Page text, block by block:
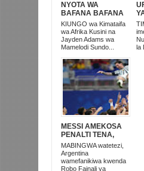
NYOTA WA
BAFANA BAFANA
NA MAMELODI
SUNDOWNS,
JAYDEN ADAMS
AFARIKI DUNIA
KIUNGO wa Kimataifa
wa Afrika Kusini na
Jayden Adams wa
Mamelodi Sundo...
la
MESSI AMEKOSA
PENALTI TENA,
LAKINI AMEFUNGA
NA ARGENTINA
IMEITOA MISRI
MABINGWA watetezi,
Argentina
wamefanikiwa kwenda
Robo Fainali ya